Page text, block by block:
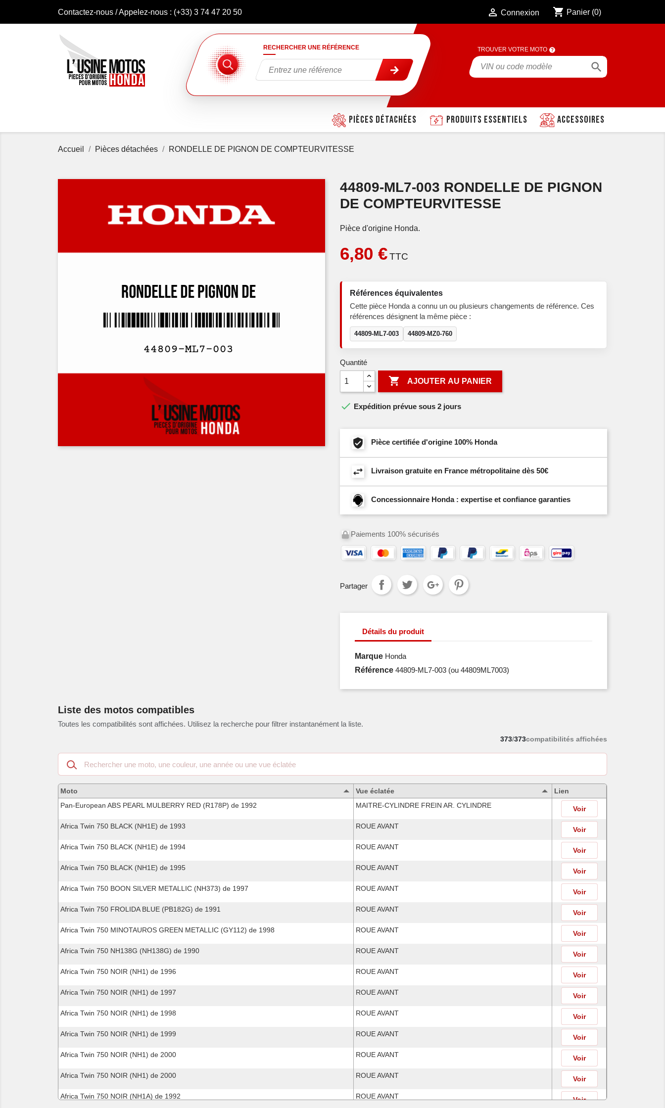
Contactez-nous / Appelez-nous : (+33) 3 74 47 20 50  Connexion shopping_cart Panier (0)
RECHERCHER UNE RÉFÉRENCE TROUVER VOTRE MOTO

Accessoires
Produits essentiels
Pièces détachées
Accueil Pièces détachées RONDELLE DE PIGNON DE COMPTEURVITESSE
44809-ML7-003 RONDELLE DE PIGNON
DE COMPTEURVITESSE
Pièce d'origine Honda.
6,80 €TTC
Références équivalentes
Cette pièce Honda a connu un ou plusieurs changements de référence. Ces
références désignent la même pièce :
44809-ML7-003 44809-MZ0-760
Quantité
 AJOUTER AU PANIER
 Expédition prévue sous 2 jours
Pièce certifiée d'origine 100% Honda
Livraison gratuite en France métropolitaine dès 50€
Concessionnaire Honda : expertise et confiance garanties
Paiements 100% sécurisés
Partager
Détails du produit
Marque Honda
Référence 44809-ML7-003 (ou 44809ML7003)
Liste des motos compatibles
Toutes les compatibilités sont affichées. Utilisez la recherche pour filtrer instantanément la liste.
373/373compatibilités affichées
Recherche
dans
les
motos
compatibles
Moto Vue éclatée
Lien
Pan-European ABS PEARL MULBERRY RED (R178P) de 1992
MAITRE-CYLINDRE FREIN AR. CYLINDRE Voir
Africa Twin 750 BLACK (NH1E) de 1993 ROUE AVANT Voir
Africa Twin 750 BLACK (NH1E) de 1994 ROUE AVANT Voir
Africa Twin 750 BLACK (NH1E) de 1995 ROUE AVANT Voir
Africa Twin 750 BOON SILVER METALLIC (NH373) de 1997 ROUE AVANT Voir
Africa Twin 750 FROLIDA BLUE (PB182G) de 1991 ROUE AVANT Voir
Africa Twin 750 MINOTAUROS GREEN METALLIC (GY112) de 1998 ROUE AVANT Voir
Africa Twin 750 NH138G (NH138G) de 1990 ROUE AVANT Voir
Africa Twin 750 NOIR (NH1) de 1996 ROUE AVANT Voir
Africa Twin 750 NOIR (NH1) de 1997 ROUE AVANT Voir
Africa Twin 750 NOIR (NH1) de 1998 ROUE AVANT Voir
Africa Twin 750 NOIR (NH1) de 1999 ROUE AVANT Voir
Africa Twin 750 NOIR (NH1) de 2000 ROUE AVANT Voir
Africa Twin 750 NOIR (NH1) de 2000 ROUE AVANT Voir
Africa Twin 750 NOIR (NH1A) de 1992 ROUE AVANT Voir